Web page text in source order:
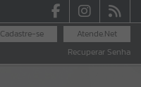
Atende.Net
Cadastre-se
Recuperar Senha